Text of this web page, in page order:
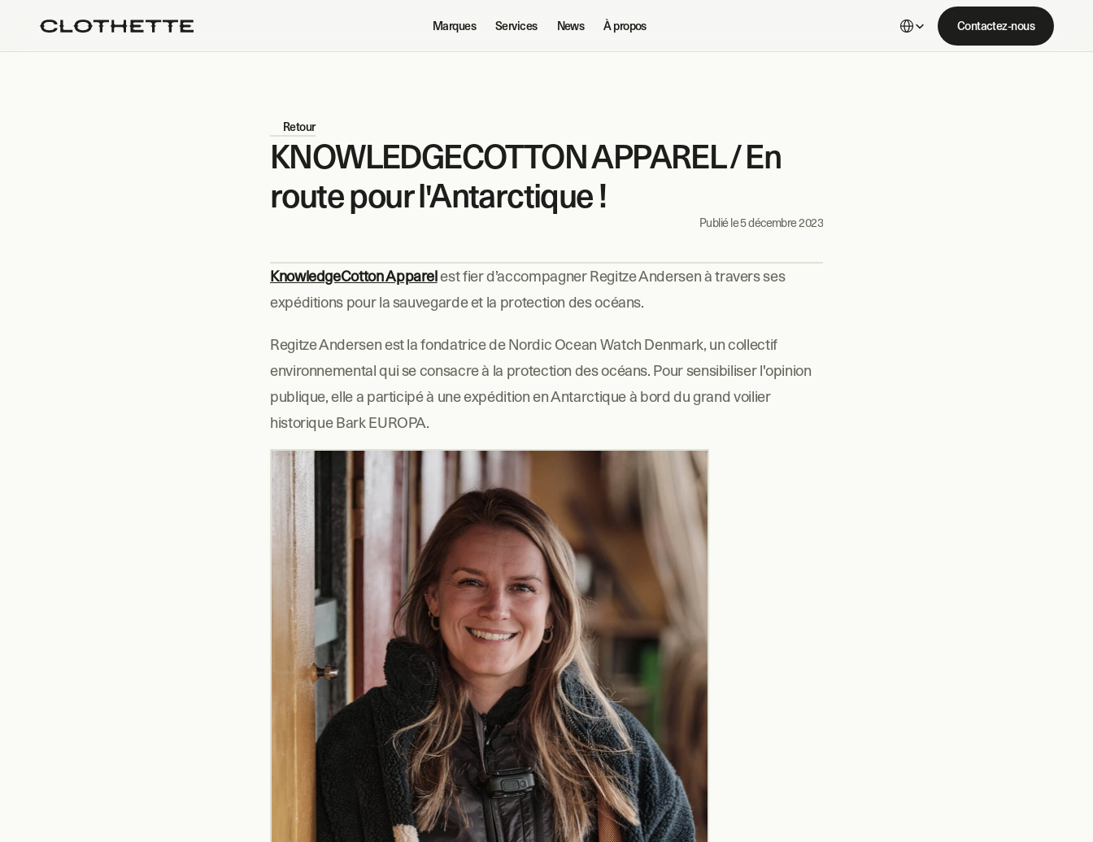
Marques Services News À propos
Select Language
Contactez-nous
Retour
KNOWLEDGECOTTON APPAREL / En
route pour l'Antarctique !
Publié le 5 décembre 2023
KnowledgeCotton Apparel est fier d’accompagner Regitze Andersen à travers ses
expéditions pour la sauvegarde et la protection des océans.
Regitze Andersen est la fondatrice de Nordic Ocean Watch Denmark, un collectif
environnemental qui se consacre à la protection des océans. Pour sensibiliser l'opinion
publique, elle a participé à une expédition en Antarctique à bord du grand voilier
historique Bark EUROPA.